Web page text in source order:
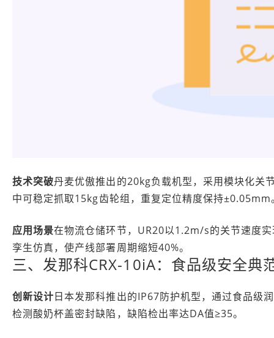
技术突破丹麦优傲推出的20kg负载机型，采用模块化关
中可稳定抓取15kg齿轮组，重复定位精度保持±0.05mm
应用场景在物流仓储环节，UR20以1.2m/s的关节速度
孪生仿真，使产线部署周期缩短40%。
三、发那科CRX-10iA：食品级安全典
创新设计日本发那科推出的IP67防护机型，通过食品级
检测酸奶杯盖密封缺陷，缺陷检出率达DA值≥35。